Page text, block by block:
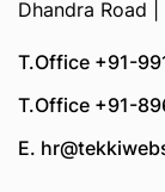
Dhandra Road |
T.Office +91-
T.Office +91-
E.